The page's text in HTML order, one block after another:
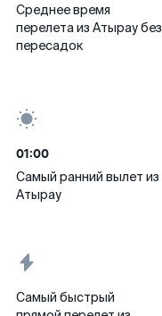
Среднее время
перелета из Атырау без
пересадок
01:00
Самый ранний вылет из
Атырау
Самый быстрый